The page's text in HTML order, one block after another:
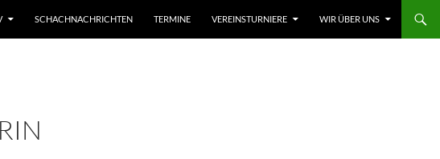
SCHACHNACHRICHTEN TERMINE VEREINSTURNIERE WIR ÜBER UNS